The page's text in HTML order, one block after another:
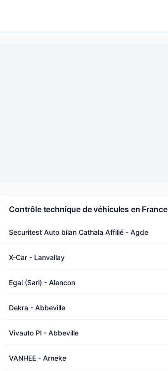
Contrôle technique de véhicules en France
Securitest Auto bilan Cathala Affilié - Agde
X-Car - Lanvallay
Egal (Sarl) - Alencon
Dekra - Abbeville
Vivauto Pl - Abbeville
VANHEE - Arneke